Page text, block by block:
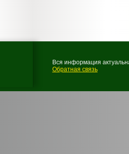
Вся информация
Обратная связь